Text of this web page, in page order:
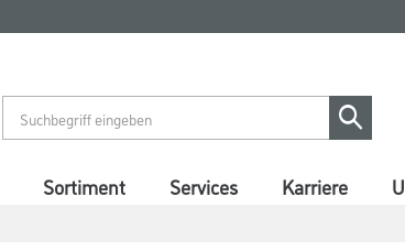
Sortiment Services Karriere